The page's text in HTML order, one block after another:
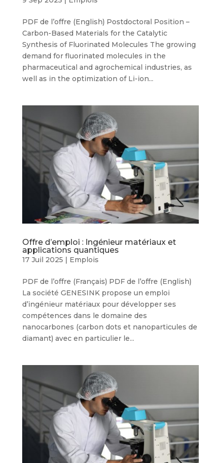
PDF de l’offre (English) Postdoctoral Position –
Carbon-Based Materials for the Catalytic
Synthesis of Fluorinated Molecules The growing
demand for fluorinated molecules in the
pharmaceutical and agrochemical industries, as
well as in the optimization of Li-ion...
Offre d’emploi : Ingénieur matériaux et
applications quantiques
17 Juil 2025 | Emplois
PDF de l’offre (Français) PDF de l’offre (English)
La société GENESINK propose un emploi
d’ingénieur matériaux pour développer ses
compétences dans le domaine des
nanocarbones (carbon dots et nanoparticules de
diamant) avec en particulier le...